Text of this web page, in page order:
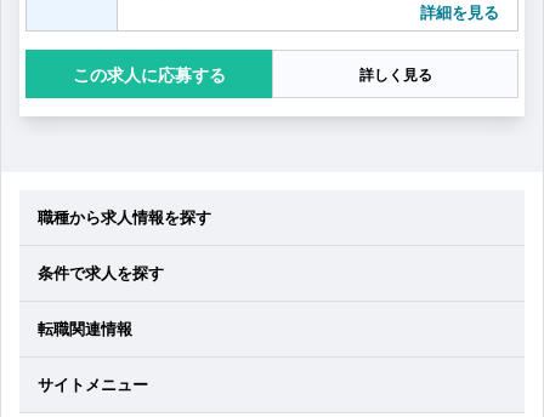
カンタンな来客対応（お茶出し・お子様の対応など）
ポップ作成
車両清掃・撮影 など
＜入社後の流れ＞
まずは先輩社員によるサポートを受けながら
少しずつ業務の幅を拡げていってください
＜主な一日の流れ＞
■書類作成（午前中）
↓
警察署や陸運局などに書類を提出
↓
詳細を見る
応募する 詳しく見る
職種から求人情報を探す
条件で求人を探す
転職関連情報
サイトメニュー